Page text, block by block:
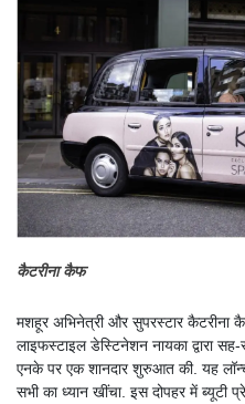
कैटरीना कैफ
मशहूर अभिनेत्री और सुपरस्टार
लाइफस्टाइल डेस्टिनेशन नायका द्वारा
एनके पर एक शानदार शुरुआत की. यह
सभी का ध्यान खींचा. इस दोपहर में ब्यूटी